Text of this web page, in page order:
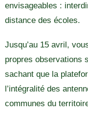
envisageables :
distance des écoles.
Jusqu’au 15 avril,
propres observations
sachant que la
l’intégralité des
communes du